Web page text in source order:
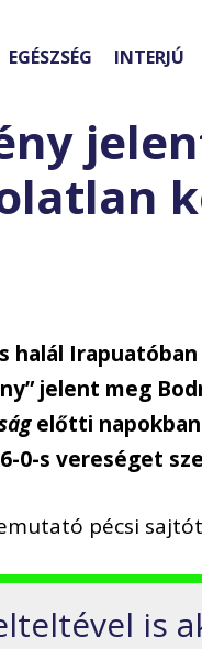
EGÉSZSÉG INTERJÚ
halál
jelent meg
előtti napokban
0-s vereséget
pécsi
is